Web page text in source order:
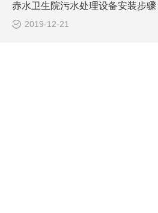
赤水卫生院污水处理设备安装步骤
2019-12-21